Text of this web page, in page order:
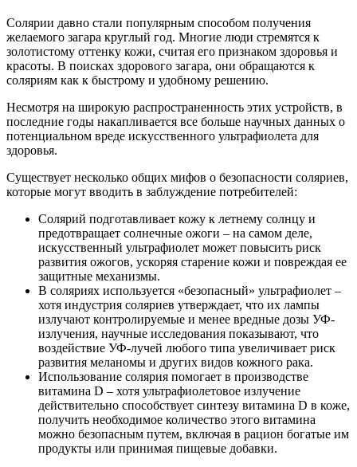
Солярии давно стали популярным способом получения
желаемого загара круглый год. Многие люди стремятся к
золотистому оттенку кожи, считая его признаком здоровья и
красоты. В поисках здорового загара, они обращаются к
соляриям как к быстрому и удобному решению.
Несмотря на широкую распространенность этих устройств, в
последние годы накапливается все больше научных данных о
потенциальном вреде искусственного ультрафиолета для
здоровья.
Существует несколько общих мифов о безопасности соляриев,
которые могут вводить в заблуждение потребителей:
Солярий подготавливает кожу к летнему солнцу и
предотвращает солнечные ожоги – на самом деле,
искусственный ультрафиолет может повысить риск
развития ожогов, ускоряя старение кожи и повреждая ее
защитные механизмы.
В соляриях используется «безопасный» ультрафиолет –
хотя индустрия соляриев утверждает, что их лампы
излучают контролируемые и менее вредные дозы УФ-
излучения, научные исследования показывают, что
воздействие УФ-лучей любого типа увеличивает риск
развития меланомы и других видов кожного рака.
Использование солярия помогает в производстве
витамина D – хотя ультрафиолетовое излучение
действительно способствует синтезу витамина D в коже,
получить необходимое количество этого витамина
можно безопасным путем, включая в рацион богатые им
продукты или принимая пищевые добавки.